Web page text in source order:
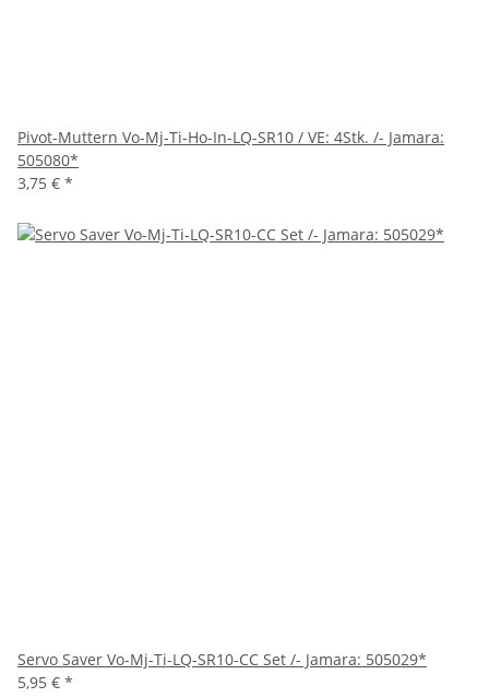
Pivot-Muttern Vo-Mj-Ti-Ho-In-LQ-SR10 / VE: 4Stk. /- Jamara:
505080*
3,75 € *
Servo Saver Vo-Mj-Ti-LQ-SR10-CC Set /- Jamara: 505029*
5,95 € *